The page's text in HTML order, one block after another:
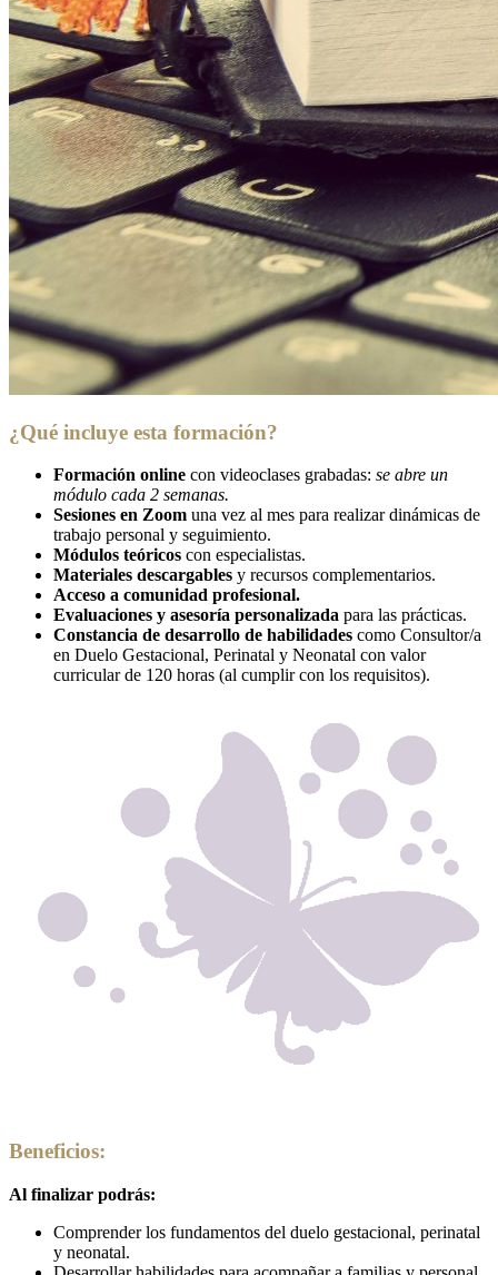
¿Qué incluye esta formación?
Formación online con videoclases grabadas: se abre un
módulo cada 2 semanas.
Sesiones en Zoom una vez al mes para realizar dinámicas de
trabajo personal y seguimiento.
Módulos teóricos con especialistas.
Materiales descargables y recursos complementarios.
Acceso a comunidad profesional.
Evaluaciones y asesoría personalizada para las prácticas.
Constancia de desarrollo de habilidades como Consultor/a
en Duelo Gestacional, Perinatal y Neonatal con valor
curricular de 120 horas (al cumplir con los requisitos).
Beneficios:
Al finalizar podrás:
Comprender los fundamentos del duelo gestacional, perinatal
y neonatal.